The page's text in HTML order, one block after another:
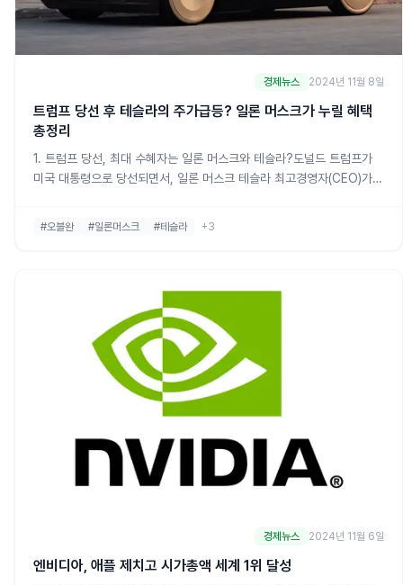
경제뉴스 2024년 11월 8일
트럼프 당선 후 테슬라의 주가급등? 일론 머스크가 누릴 혜택
총정리
1. 트럼프 당선, 최대 수혜자는 일론 머스크와 테슬라?도널드 트럼프가
미국 대통령으로 당선되면서, 일론 머스크 테슬라 최고경영자(CEO)가
#오블완 #일론머스크 #테슬라 +3
경제뉴스 2024년 11월 6일
엔비디아, 애플 제치고 시가총액 세계 1위 달성